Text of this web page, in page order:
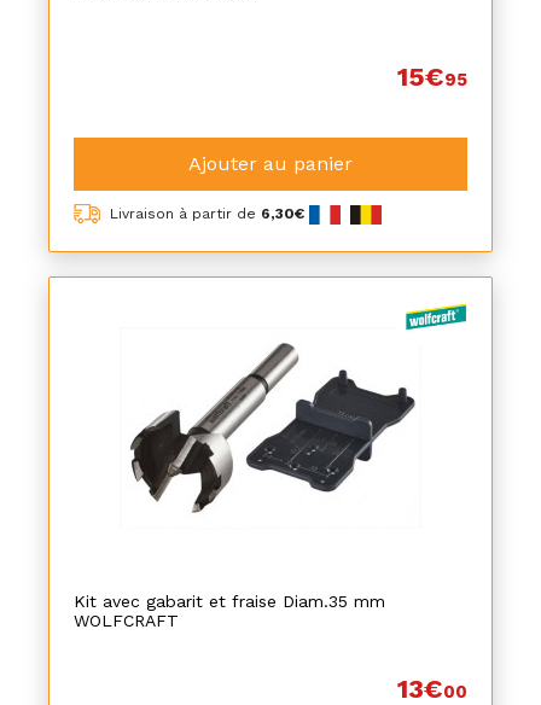
15€95
Ajouter au panier
Livraison à partir de 6,30€
Kit avec gabarit et fraise Diam.35 mm
WOLFCRAFT
13€00